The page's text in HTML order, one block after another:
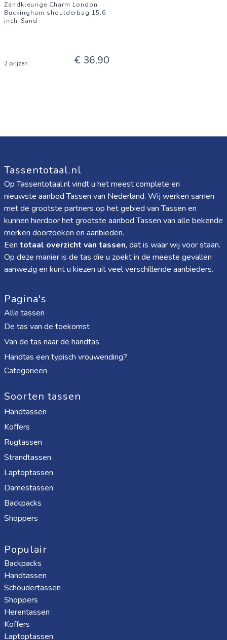
Zandkleurige Charm London
Buckingham shoulderbag 15,6
inch-Sand
2 prijzen € 36,90
Tassentotaal.nl
Op Tassentotaal.nl vindt u het meest complete en
nieuwste aanbod Tassen van Nederland. Wij werken samen
met de grootste partners op het gebied van Tassen en
kunnen hierdoor het grootste aanbod Tassen van alle bekende
merken doorzoeken en aanbieden.
Een totaal overzicht van tassen, dat is waar wij voor staan.
Op deze manier is de tas die u zoekt in de meeste gevallen
aanwezig en kunt u kiezen uit veel verschillende aanbieders.
Pagina's
Alle tassen
De tas van de toekomst
Van de tas naar de handtas
Handtas een typisch vrouwending?
Categorieën
Soorten tassen
Handtassen
Koffers
Rugtassen
Strandtassen
Laptoptassen
Damestassen
Backpacks
Shoppers
Populair
Backpacks
Handtassen
Schoudertassen
Shoppers
Herentassen
Koffers
Laptoptassen